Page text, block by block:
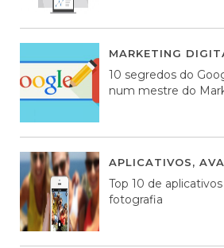
MARKETING
10 segredos do
num mestre do
APLICATIVOS,
Top 10 de
fotografia